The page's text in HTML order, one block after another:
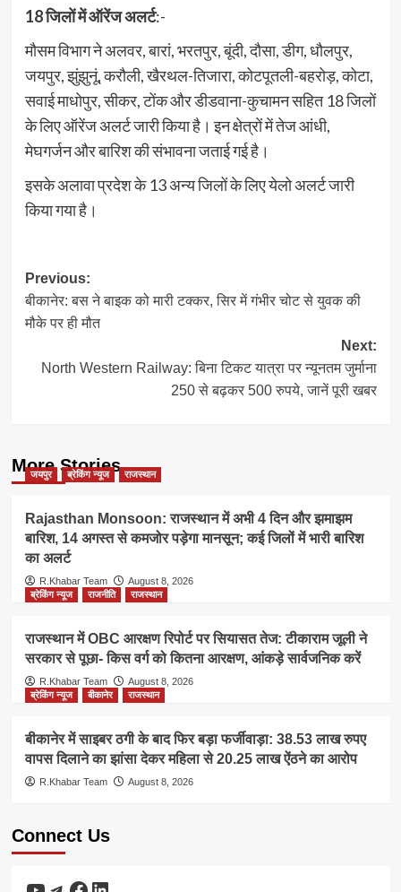
18 जिलों में ऑरेंज अलर्ट:-
मौसम विभाग ने अलवर, बारां, भरतपुर, बूंदी, दौसा, डीग, धौलपुर,
जयपुर, झुंझुनूं, करौली, खैरथल-तिजारा, कोटपूतली-बहरोड़, कोटा,
सवाई माधोपुर, सीकर, टोंक और डीडवाना-कुचामन सहित 18 जिलों
के लिए ऑरेंज अलर्ट जारी किया है। इन क्षेत्रों में तेज आंधी,
मेघगर्जन और बारिश की संभावना जताई गई है।
इसके अलावा प्रदेश के 13 अन्य जिलों के लिए येलो अलर्ट जारी
किया गया है।
Post
navigation
Previous:
बीकानेर: बस ने बाइक को मारी टक्कर, सिर में गंभीर चोट से युवक की
मौके पर ही मौत
Next:
North Western Railway: बिना टिकट यात्रा पर न्यूनतम जुर्माना
250 से बढ़कर 500 रुपये, जानें पूरी खबर
More Stories
जयपुर ब्रेकिंग न्यूज राजस्थान
Rajasthan Monsoon: राजस्थान में अभी 4 दिन और झमाझम
बारिश, 14 अगस्त से कमजोर पड़ेगा मानसून; कई जिलों में भारी बारिश
का अलर्ट
R.Khabar Team
August 8, 2026
ब्रेकिंग न्यूज
राजनीति राजस्थान
राजस्थान में OBC आरक्षण रिपोर्ट पर सियासत तेज: टीकाराम जूली ने
सरकार से पूछा- किस वर्ग को कितना आरक्षण, आंकड़े सार्वजनिक करें
R.Khabar Team
August 8, 2026
ब्रेकिंग न्यूज
बीकानेर राजस्थान
बीकानेर में साइबर ठगी के बाद फिर बड़ा फर्जीवाड़ा: 38.53 लाख रुपए
वापस दिलाने का झांसा देकर महिला से 20.25 लाख ऐंठने का आरोप
R.Khabar Team August 8, 2026
Connect Us